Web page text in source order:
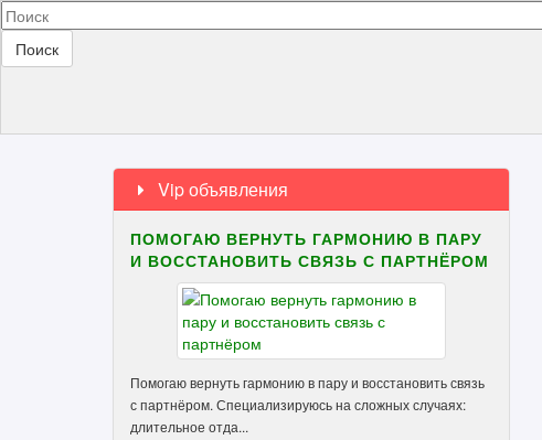
Поиск
Vip объявления
ПОМОГАЮ ВЕРНУТЬ ГАРМОНИЮ В ПАРУ
И ВОССТАНОВИТЬ СВЯЗЬ С ПАРТНЁРОМ
Помогаю вернуть гармонию в пару и восстановить связь
с партнёром. Специализируюсь на сложных случаях:
длительное отда...